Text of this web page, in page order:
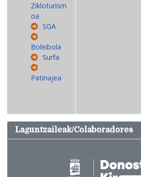
Zikloturism
oa
SGA
Boleibola
Surfa
Patinajea
Laguntzaileak/Colaboradores